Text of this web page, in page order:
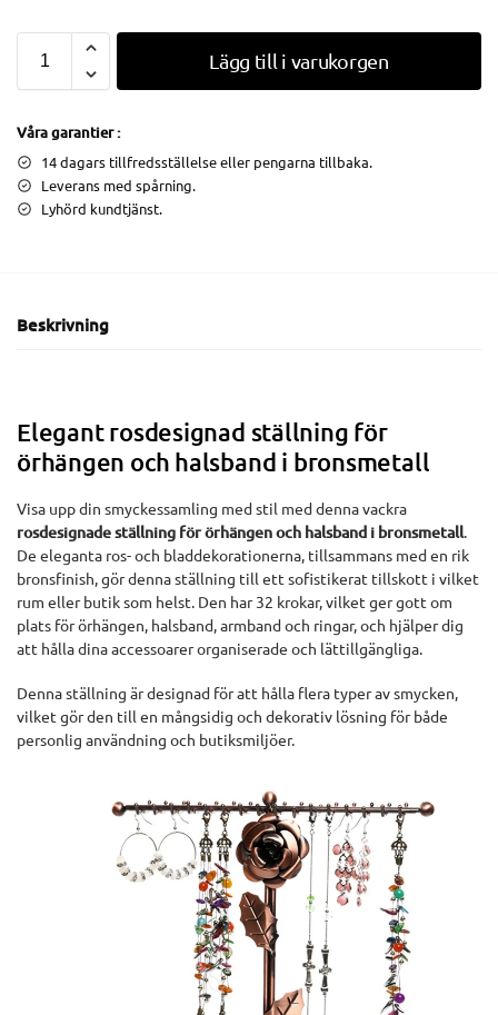
Lägg till i varukorgen
Våra garantier :
14 dagars tillfredsställelse eller pengarna tillbaka.
Leverans med spårning.
Lyhörd kundtjänst.
Beskrivning
Elegant rosdesignad ställning för
örhängen och halsband i bronsmetall
Visa upp din smyckessamling med stil med denna vackra
rosdesignade ställning för örhängen och halsband i bronsmetall.
De eleganta ros- och bladdekorationerna, tillsammans med en rik
bronsfinish, gör denna ställning till ett sofistikerat tillskott i vilket
rum eller butik som helst. Den har 32 krokar, vilket ger gott om
plats för örhängen, halsband, armband och ringar, och hjälper dig
att hålla dina accessoarer organiserade och lättillgängliga.
Denna ställning är designad för att hålla flera typer av smycken,
vilket gör den till en mångsidig och dekorativ lösning för både
personlig användning och butiksmiljöer.